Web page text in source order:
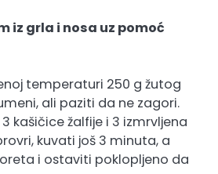
iz grla i nosa uz pomoć
temperaturi 250 g žutog
ali paziti da ne zagori.
kašičice žalfije i 3 izmrvljena
kuvati još 3 minuta, a
i ostaviti poklopljeno da